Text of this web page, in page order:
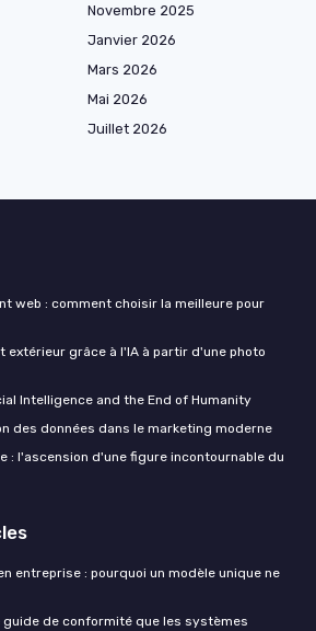
Novembre 2025
Janvier 2026
Mars 2026
Mai 2026
Juillet 2026
web : comment choisir la meilleure pour
extérieur grâce à l'IA à partir d'une photo
Intelligence and the End of Humanity
des données dans le marketing moderne
: l'ascension d'une figure incontournable du
entreprise : pourquoi un modèle unique ne
guide de conformité que les systèmes